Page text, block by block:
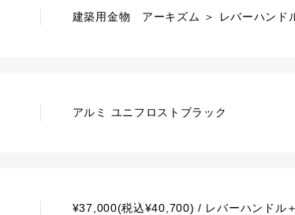
建築用金物 アーキズム ＞ レバーハンド
アルミ ユニフロストブラック
¥37,000(税込¥40,700) / レバーハンドル